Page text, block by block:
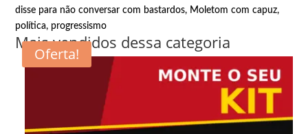
disse para não conversar com bastardos, Moletom com capuz,
política, progressismo
Mais vendidos dessa categoria
Oferta!